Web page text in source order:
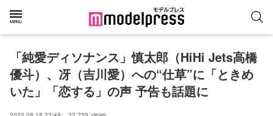
「純愛ディソナンス」慎太郎（HiHi Jets高橋
優斗）、冴（吉川愛）への“仕草”に「ときめ
いた」「恋する」の声 予告も話題に